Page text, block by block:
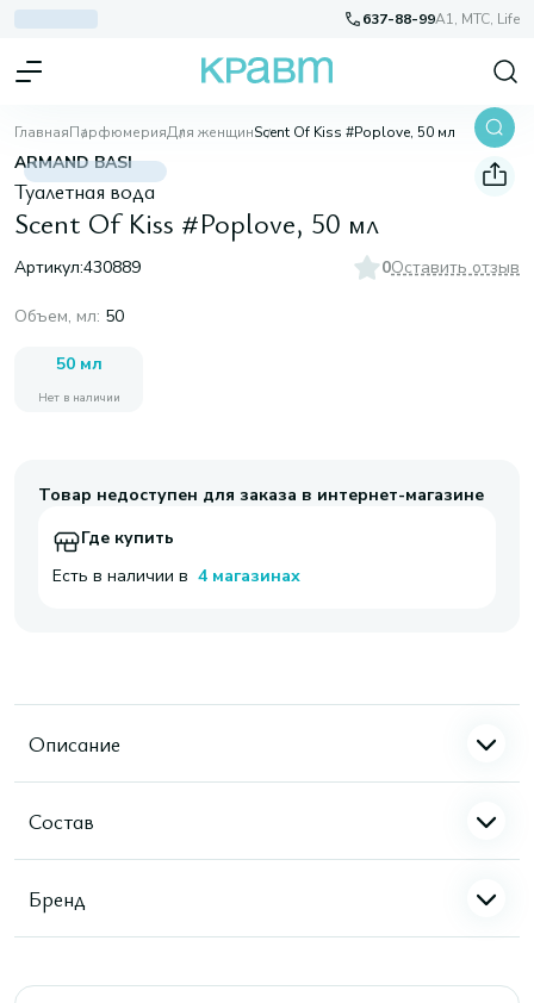
637-88-99A1, МТС, Life
ГлавнаяПарфюмерияДля женщинScent Of Kiss #Poplove, 50 мл
ARMAND BASI
Туалетная вода
Scent Of Kiss #Poplove, 50 мл
Артикул:430889 0Оставить отзыв
Объем, мл: 50
50 мл
Нет в наличии
Товар недоступен для заказа в интернет-магазине
Где купить
Есть в наличии в 4 магазинах
Описание
Состав
Бренд